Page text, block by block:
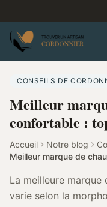
CONSEILS DE
Meilleur
confortable :
Accueil Notre blog
Meilleur marque de
La meilleure
varie selon la